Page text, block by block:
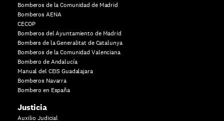
Bomberos de la Comunidad de Madrid
Bomberos AENA
CECOP
Bomberos del Ayuntamiento de Madrid
Bombers de la Generalitat de Catalunya
Bomberos de la Comunidad Valenciana
Bombero de Andalucía
Manual del CEIS Guadalajara
Bomberos Navarra
Bombero en España
Justicia
Auxilio Judicial